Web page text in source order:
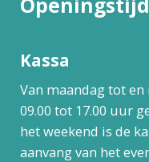
Kassa
Van maandag tot
09.00 tot 17.00 uur
het weekend is de
aanvang van het